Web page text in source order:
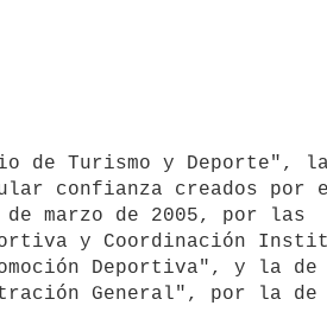
confianza creados por
marzo de 2005, por las
y Coordinación
Deportiva", y la de
General", por la de